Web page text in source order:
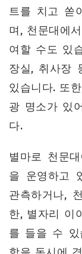
트를 치고 쏟
며, 천문대에
여할 수도 있
장실, 취사장
있습니다. 또
광 명소가 있
다.
별마로 천문
을 운영하고
관측하거나,
한, 별자리 이
를 들을 수 있